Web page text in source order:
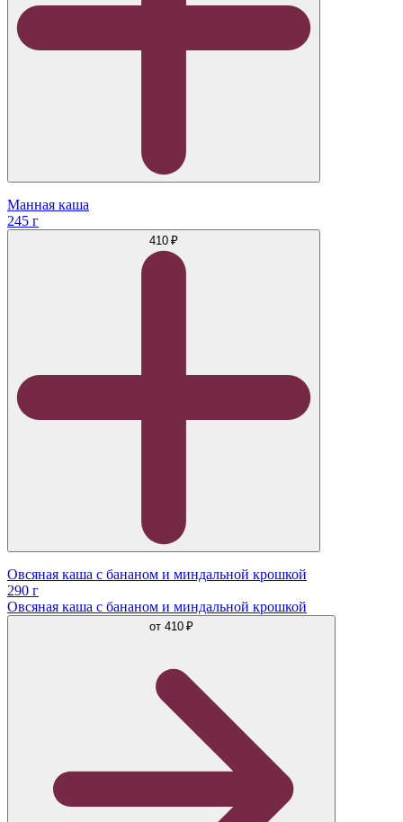
Манная каша
245 г
410 ₽
Овсяная каша с бананом и миндальной крошкой
290 г
Овсяная каша с бананом и миндальной крошкой
от 410 ₽